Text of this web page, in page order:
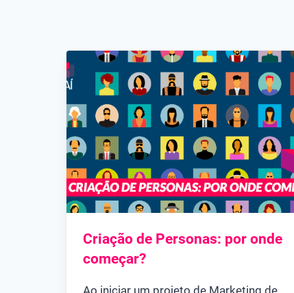
Criação de Personas: por onde
começar?
Ao iniciar um projeto de Marketing de